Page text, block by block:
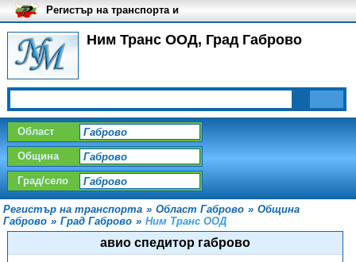
Ним Транс ООД, Град Габрово
Регистър на транспорта и
транспортните фирми в
България
Област
Община
Град/село
Регистър на транспорта » Област Габрово » Община
Габрово » Град Габрово » Ним Транс ООД
авио спедитор габрово